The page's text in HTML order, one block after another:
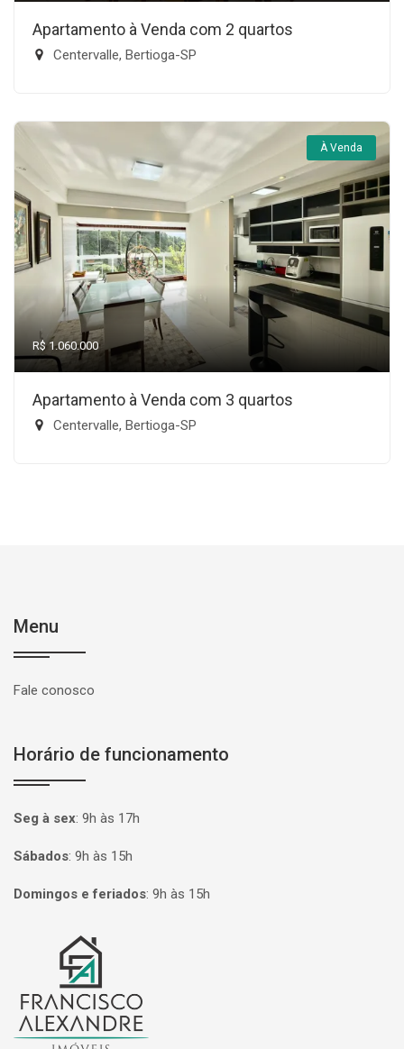
Apartamento à Venda com 2 quartos
Centervalle, Bertioga-SP
À Venda
R$ 1.060.000
Apartamento à Venda com 3 quartos
Centervalle, Bertioga-SP
Menu
Fale conosco
Horário de funcionamento
Seg à sex: 9h às 17h
Sábados: 9h às 15h
Domingos e feriados: 9h às 15h
Página inicial